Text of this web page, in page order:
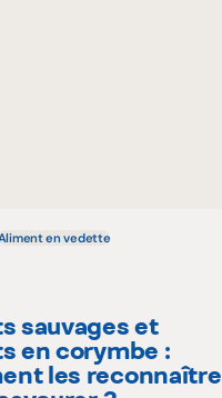
en vedette
sauvages et
en corymbe :
les reconnaître